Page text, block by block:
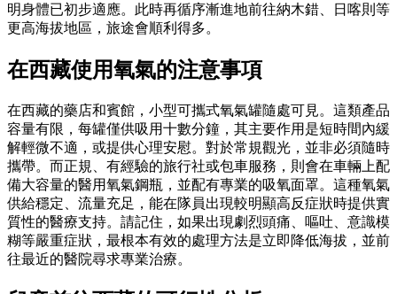
明身體已初步適應。此時再循序漸進地前往納木錯、日喀則等
更高海拔地區，旅途會順利得多。
在西藏使用氧氣的注意事項
在西藏的藥店和賓館，小型可攜式氧氣罐隨處可見。這類產品
容量有限，每罐僅供吸用十數分鐘，其主要作用是短時間內緩
解輕微不適，或提供心理安慰。對於常規觀光，並非必須隨時
攜帶。而正規、有經驗的旅行社或包車服務，則會在車輛上配
備大容量的醫用氧氣鋼瓶，並配有專業的吸氧面罩。這種氧氣
供給穩定、流量充足，能在隊員出現較明顯高反症狀時提供實
質性的醫療支持。請記住，如果出現劇烈頭痛、嘔吐、意識模
糊等嚴重症狀，最根本有效的處理方法是立即降低海拔，並前
往最近的醫院尋求專業治療。